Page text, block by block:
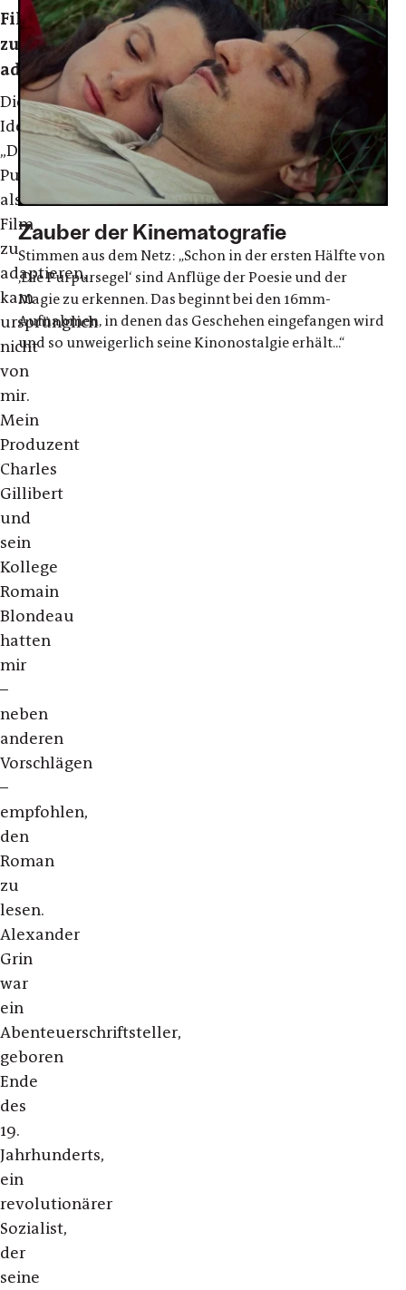
Film
zu
adaptieren?
Die
Idee,
„Die
Purpursegel“
als
Film
zu
adaptieren,
kam
ursprünglich
nicht
von
mir.
Mein
Produzent
Charles
Gillibert
und
sein
Kollege
Romain
Blondeau
hatten
mir
–
neben
anderen
Vorschlägen
–
empfohlen,
den
Roman
zu
lesen.
Alexander
Grin
war
ein
Abenteuerschriftsteller,
geboren
Ende
des
19.
Jahrhunderts,
ein
revolutionärer
Sozialist,
der
seine
Zauber der Kinematografie
Stimmen aus dem Netz: „Schon in der ersten Hälfte von
,Die Purpursegel‘ sind Anflüge der Poesie und der
Magie zu erkennen. Das beginnt bei den 16mm-
Aufnahmen, in denen das Geschehen eingefangen wird
und so unweigerlich seine Kinonostalgie erhält...“